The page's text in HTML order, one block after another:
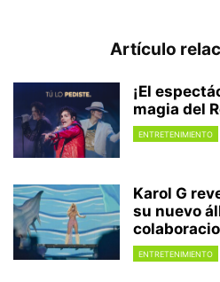
Artículo
¡El
magia del
ENTRETENIMIENTO
Karol G
su nuevo
ENTRETENIMIENTO